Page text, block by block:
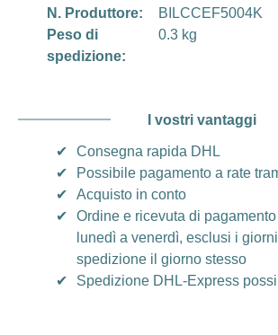
N. Produttore:
BILCCEF5004K
Peso di
spedizione:
0.3 kg
I vostri vantaggi
✔
Consegna rapida DHL
✔
Possibile pagamento a rate
✔
Acquisto in conto
✔
Ordine e ricevuta di
lunedì a venerdì, esclusi i
spedizione il giorno stesso
✔
Spedizione DHL-Express